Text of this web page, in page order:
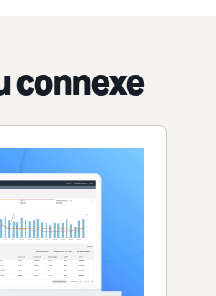
connexe